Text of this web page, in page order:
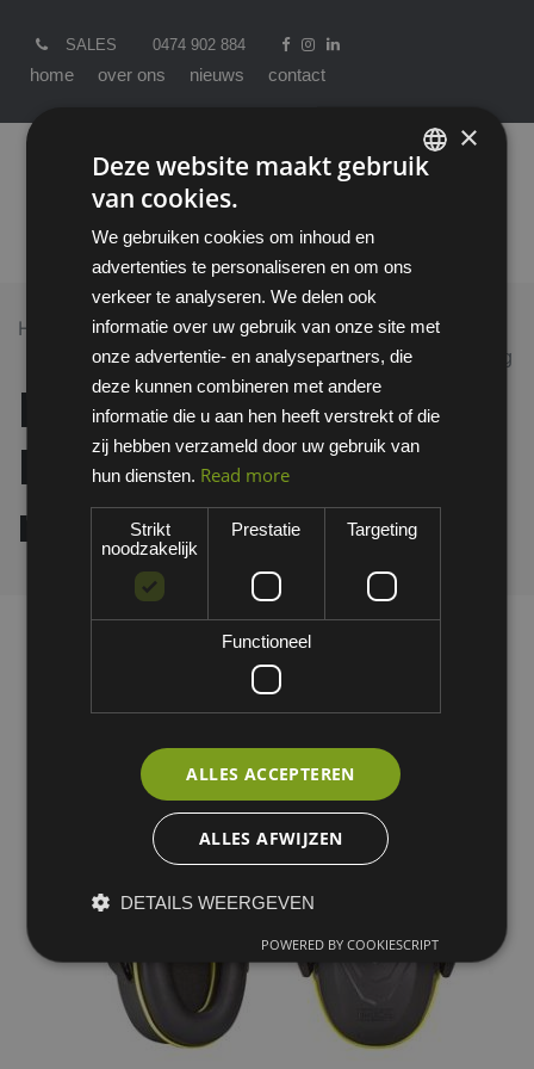
SALES 0474 902 884
home over ons nieuws contact
Home >All Products
MSA V-Gard MEDIUM gehoorkap met helmbevestiging
MSA V-Gard
MEDIUM gehoorkap
met helmbevestiging
×
Deze website maakt gebruik
van cookies.
We gebruiken cookies om inhoud en
advertenties te personaliseren en om ons
verkeer te analyseren. We delen ook
informatie over uw gebruik van onze site met
onze advertentie- en analysepartners, die
deze kunnen combineren met andere
informatie die u aan hen heeft verstrekt of die
zij hebben verzameld door uw gebruik van
hun diensten. Read more
Strikt
noodzakelijk
Prestatie Targeting
Functioneel
ALLES ACCEPTEREN
ALLES AFWIJZEN
DETAILS WEERGEVEN
POWERED BY COOKIESCRIPT